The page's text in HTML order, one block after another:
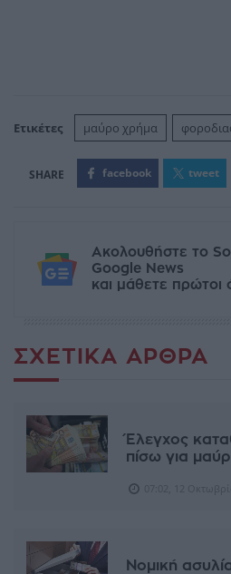
Ετικέτες μαύρο χρήμα
facebook tweet
Ακολουθήστε το
Google News
και μάθετε πρώτοι
ΣΧΕΤΙΚΆ ΆΡΘΡΑ
Έλεγχος
πίσω για
Νομική